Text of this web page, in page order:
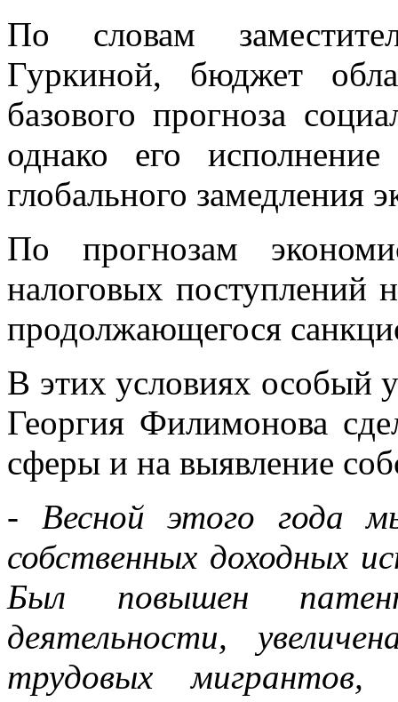
По словам
Гуркиной, бюджет
базового прогноза
однако его
глобального замедления
По прогнозам
налоговых
продолжающегося
В этих условиях особый
Георгия Филимонова
сферы и на выявление
- Весной этого года
собственных доходных
Был повышен
деятельности,
трудовых